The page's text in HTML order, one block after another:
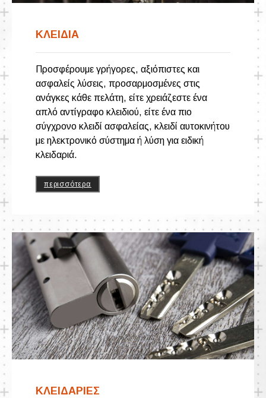
ΚΛΕΙΔΙΑ
Προσφέρουμε γρήγορες, αξιόπιστες και
ασφαλείς λύσεις, προσαρμοσμένες στις
ανάγκες κάθε πελάτη, είτε χρειάζεστε ένα
απλό αντίγραφο κλειδιού, είτε ένα πιο
σύγχρονο κλειδί ασφαλείας, κλειδί αυτοκινήτου
με ηλεκτρονικό σύστημα ή λύση για ειδική
κλειδαριά.
περισσότερα
ΚΛΕΙΔΑΡΙΕΣ